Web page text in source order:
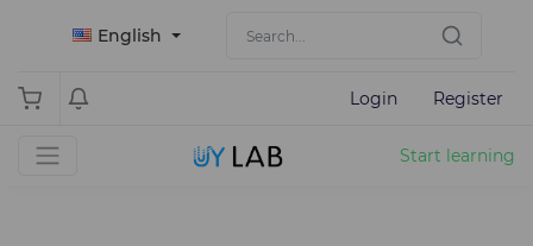
English
Login Register
Start learning